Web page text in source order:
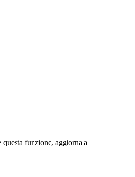
funzione, aggiorna a